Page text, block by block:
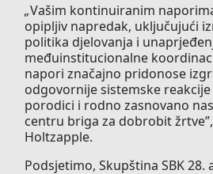
„Vašim kontinuiranim
opipljiv napredak, uključujući
politika djelovanja i
međuinstitucionalne
napori značajno pridonose
odgovornije sistemske
porodici i rodno zasnovano
centru briga za dobrobit
Holtzapple.
Podsjetimo, Skupština SBK